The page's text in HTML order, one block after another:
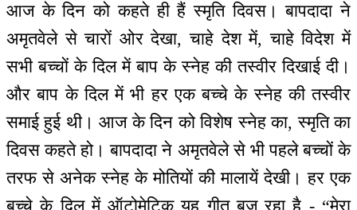
आज के दिन को कहते ही हैं स्मृति दिवस। बापदादा ने
अमृतवेले से चारों ओर देखा, चाहे देश में, चाहे विदेश में
सभी बच्चों के दिल में बाप के स्नेह की तस्वीर दिखाई दी।
और बाप के दिल में भी हर एक बच्चे के स्नेह की तस्वीर
समाई हुई थी। आज के दिन को विशेष स्नेह का, स्मृति का
दिवस कहते हो। बापदादा ने अमृतवेले से भी पहले बच्चों के
तरफ से अनेक स्नेह के मोतियों की मालायें देखी। हर एक
बच्चे के दिल में ऑटोमेटिक यह गीत बज रहा है - “मेरा